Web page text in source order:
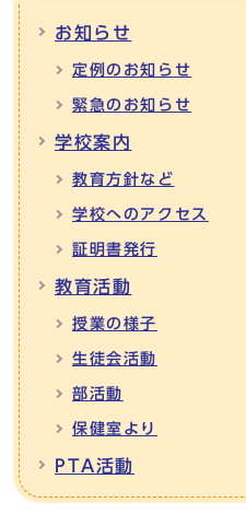
お知らせ
定例のお知らせ
緊急のお知らせ
学校案内
教育方針など
学校へのアクセス
証明書発行
教育活動
授業の様子
生徒会活動
部活動
保健室より
PTA活動